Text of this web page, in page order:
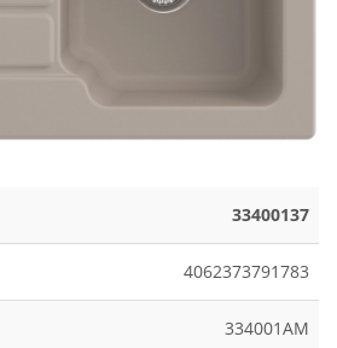
33400137
4062373791783
334001AM